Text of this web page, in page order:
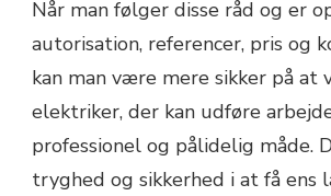
Når man følger disse råd og er
autorisation, referencer, pris og
kan man være mere sikker på at
elektriker, der kan udføre
professionel og pålidelig måde.
tryghed og sikkerhed i at få ens